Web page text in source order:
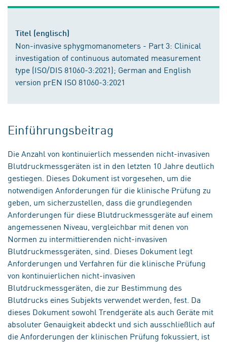
Titel (englisch)
Non-invasive sphygmomanometers - Part 3: Clinical
investigation of continuous automated measurement
type (ISO/DIS 81060-3:2021); German and English
version prEN ISO 81060-3:2021
Einführungsbeitrag
Die Anzahl von kontinuierlich messenden nicht-invasiven
Blutdruckmessgeräten ist in den letzten 10 Jahre deutlich
gestiegen. Dieses Dokument ist vorgesehen, um die
notwendigen Anforderungen für die klinische Prüfung zu
geben, um sicherzustellen, dass die grundlegenden
Anforderungen für diese Blutdruckmessgeräte auf einem
angemessenen Niveau, vergleichbar mit denen von
Normen zu intermittierenden nicht-invasiven
Blutdruckmessgeräten, sind. Dieses Dokument legt
Anforderungen und Verfahren für die klinische Prüfung
von kontinuierlichen nicht-invasiven
Blutdruckmessgeräten, die zur Bestimmung des
Blutdrucks eines Subjekts verwendet werden, fest. Da
dieses Dokument sowohl Trendgeräte als auch Geräte mit
absoluter Genauigkeit abdeckt und sich ausschließlich auf
die Anforderungen der klinischen Prüfung fokussiert, ist